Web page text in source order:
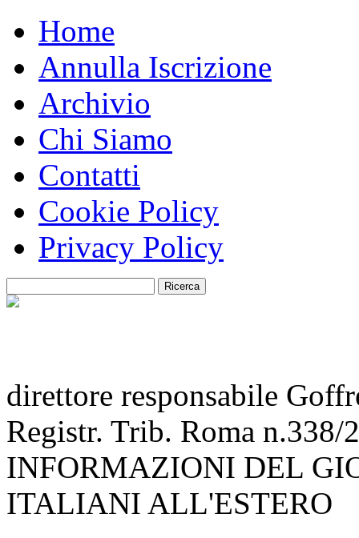
Home
Annulla Iscrizione
Archivio
Chi Siamo
Contatti
Cookie Policy
Privacy Policy
direttore responsabile
Registr. Trib. Roma n.338/
INFORMAZIONI DEL
ITALIANI ALL'ESTERO